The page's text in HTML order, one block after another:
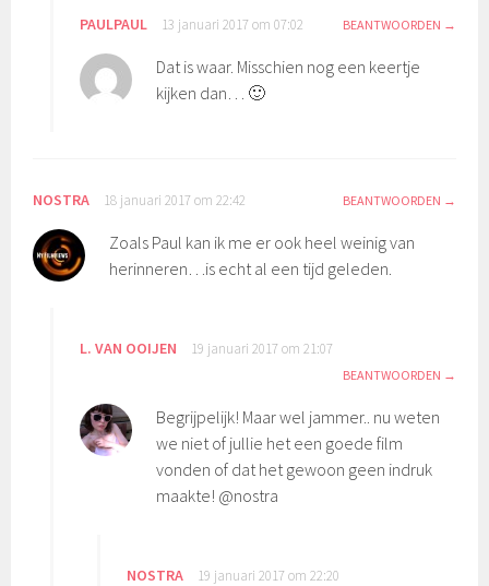
PAULPAUL 13 januari 2017 om 07:02 BEANTWOORDEN
Dat is waar. Misschien nog een keertje
kijken dan… 🙂
NOSTRA 18 januari 2017 om 22:42 BEANTWOORDEN
Zoals Paul kan ik me er ook heel weinig van
herinneren…is echt al een tijd geleden.
L. VAN OOIJEN 19 januari 2017 om 21:07
BEANTWOORDEN
Begrijpelijk! Maar wel jammer.. nu weten
we niet of jullie het een goede film
vonden of dat het gewoon geen indruk
maakte! @nostra
NOSTRA 19 januari 2017 om 22:20